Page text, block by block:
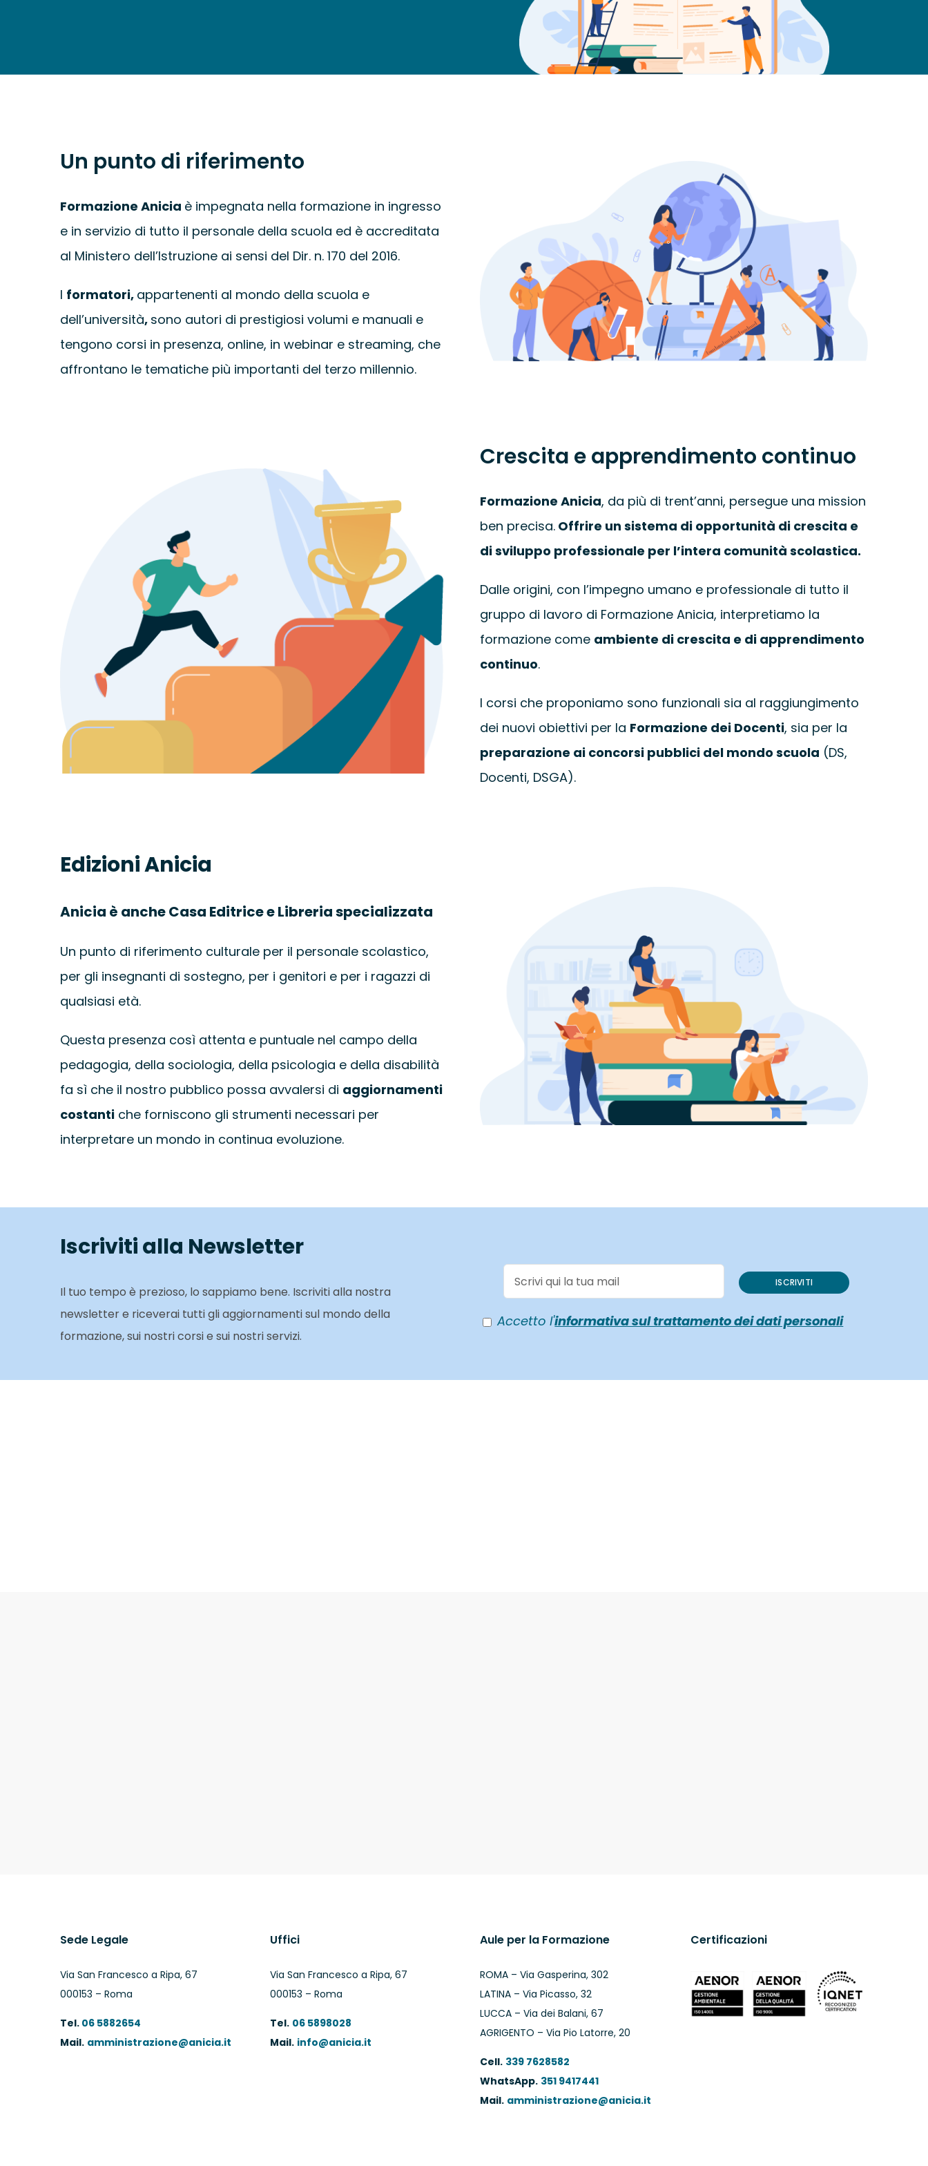
SCUOLA
Un punto di riferimento
Formazione Anicia è impegnata nella formazione in ingresso
e in servizio di tutto il personale della scuola ed è accreditata
al Ministero dell’Istruzione ai sensi del Dir. n. 170 del 2016.
I formatori, appartenenti al mondo della scuola e
dell’università, sono autori di prestigiosi volumi e manuali e
tengono corsi in presenza, online, in webinar e streaming, che
affrontano le tematiche più importanti del terzo millennio.
Crescita e apprendimento continuo
Formazione Anicia, da più di trent’anni, persegue una mission
ben precisa. Offrire un sistema di opportunità di crescita e
di sviluppo professionale per l’intera comunità scolastica.
Dalle origini, con l’impegno umano e professionale di tutto il
gruppo di lavoro di Formazione Anicia, interpretiamo la
formazione come ambiente di crescita e di apprendimento
continuo.
I corsi che proponiamo sono funzionali sia al raggiungimento
dei nuovi obiettivi per la Formazione dei Docenti, sia per la
preparazione ai concorsi pubblici del mondo scuola (DS,
Docenti, DSGA).
Edizioni Anicia
Anicia è anche Casa Editrice e Libreria specializzata
Un punto di riferimento culturale per il personale scolastico,
per gli insegnanti di sostegno, per i genitori e per i ragazzi di
qualsiasi età.
Questa presenza così attenta e puntuale nel campo della
pedagogia, della sociologia, della psicologia e della disabilità
fa sì che il nostro pubblico possa avvalersi di aggiornamenti
costanti che forniscono gli strumenti necessari per
interpretare un mondo in continua evoluzione.
Iscriviti alla Newsletter
Il tuo tempo è prezioso, lo sappiamo bene. Iscriviti alla nostra
newsletter e riceverai tutti gli aggiornamenti sul mondo della
formazione, sui nostri corsi e sui nostri servizi.
ISCRIVITI
Accetto l'informativa sul trattamento dei dati personali
Sede Legale
Via San Francesco a Ripa, 67
000153 – Roma
Tel.06 5882654
Mail. amministrazione@anicia.it
Uffici
Via San Francesco a Ripa, 67
000153 – Roma
Tel. 06 5898028
Mail. info@anicia.it
Aule per la Formazione
ROMA – Via Gasperina, 302
LATINA – Via Picasso, 32
LUCCA – Via dei Balani, 67
AGRIGENTO – Via Pio Latorre, 20
Cell. 339 7628582
WhatsApp. 351 9417441
Mail. amministrazione@anicia.it
Certificazioni